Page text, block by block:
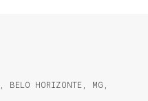
BELO HORIZONTE MG